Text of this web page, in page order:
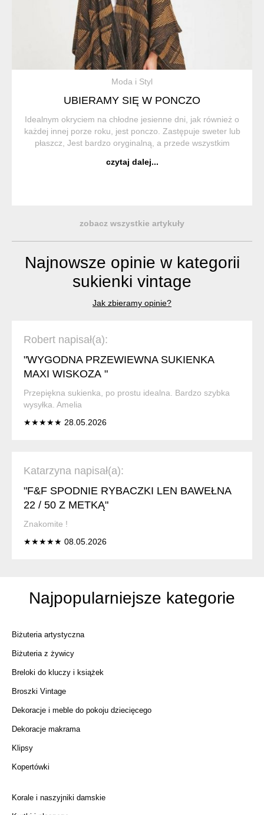
Moda i Styl
UBIERAMY SIĘ W PONCZO
Idealnym okryciem na chłodne jesienne dni, jak również o
każdej innej porze roku, jest ponczo. Zastępuje sweter lub
płaszcz, Jest bardzo oryginalną, a przede wszystkim
Poncho) to trad...
czytaj dalej...
zobacz wszystkie artykuły
Najnowsze opinie w kategorii
sukienki vintage
Jak zbieramy opinie?
Robert napisał(a):
"WYGODNA PRZEWIEWNA SUKIENKA
MAXI WISKOZA "
Przepiękna sukienka, po prostu idealna. Bardzo szybka
wysyłka. Amelia
★★★★★ 28.05.2026
Katarzyna napisał(a):
"F&F SPODNIE RYBACZKI LEN BAWEŁNA
22 / 50 Z METKĄ"
Znakomite !
★★★★★ 08.05.2026
Najpopularniejsze kategorie
Biżuteria artystyczna
Biżuteria z żywicy
Breloki do kluczy i książek
Broszki Vintage
Dekoracje i meble do pokoju dziecięcego
Dekoracje makrama
Klipsy
Kopertówki
Korale i naszyjniki damskie